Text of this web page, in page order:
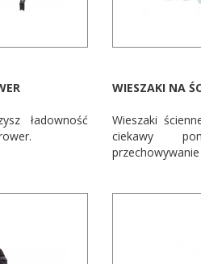
ładowność
WIESZAKI NA
Wieszaki
ciekawy